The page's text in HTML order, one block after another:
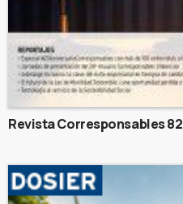
Revista Corresponsables 82